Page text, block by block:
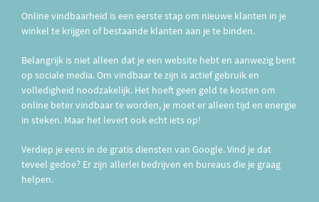
Online vindbaarheid is een eerste stap om nieuwe klanten in je
winkel te krijgen of bestaande klanten aan je te binden.
Belangrijk is niet alleen dat je een website hebt en aanwezig bent
op sociale media. Om vindbaar te zijn is actief gebruik en
volledigheid noodzakelijk. Het hoeft geen geld te kosten om
online beter vindbaar te worden, je moet er alleen tijd en energie
in steken. Maar het levert ook echt iets op!
Verdiep je eens in de gratis diensten van Google. Vind je dat
teveel gedoe? Er zijn allerlei bedrijven en bureaus die je graag
helpen.